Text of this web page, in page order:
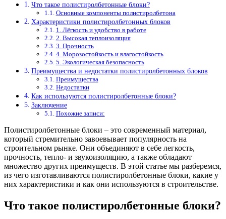
Что такое полистиролбетонные блоки?
Основные компоненты полистиролбетона
Характеристики полистиролбетонных блоков
1. Лёгкость и удобство в работе
2. Высокая теплоизоляция
3. Прочность
4. Морозостойкость и влагостойкость
5. Экологическая безопасность
Преимущества и недостатки полистиролбетонных блоков
Преимущества
Недостатки
Как используются полистиролбетонные блоки?
Заключение
Похожие записи:
Полистиролбетонные блоки – это современный материал,
который стремительно завоевывает популярность на
строительном рынке. Они объединяют в себе легкость,
прочность, тепло- и звукоизоляцию, а также обладают
множество других преимуществ. В этой статье мы разберемся,
из чего изготавливаются полистиролбетонные блоки, какие у
них характеристики и как они используются в строительстве.
Что такое полистиролбетонные блоки?